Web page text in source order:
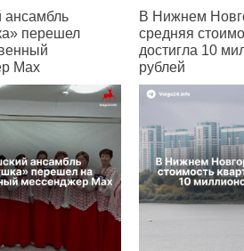
Нижнем Новгороде
стоимость квартир
10 миллионов
В